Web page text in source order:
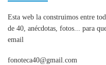
Esta web la construimos entre
de 40, anécdotas, fotos... para
email
fonoteca40@gmail.com